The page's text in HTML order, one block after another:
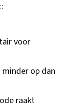
voor
op dan
raakt